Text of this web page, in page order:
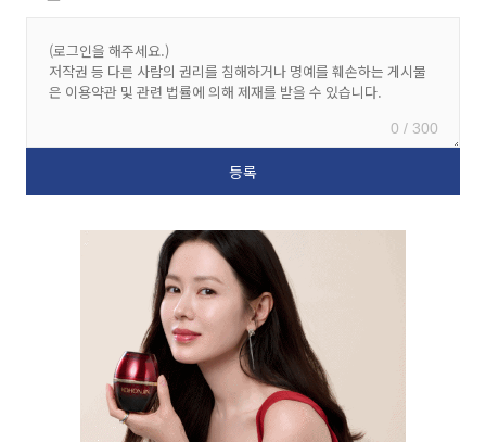
0 / 300